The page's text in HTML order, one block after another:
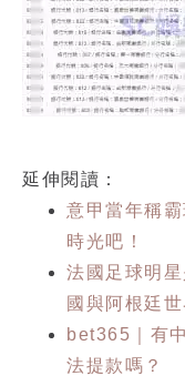
延伸閱讀：
意甲當年稱
時光吧！
法國足球明
國與阿根廷世
bet365｜有
法提款嗎？